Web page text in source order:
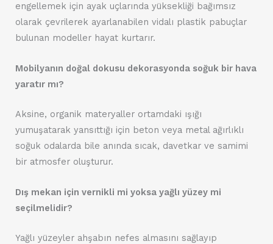
engellemek için ayak uçlarında yüksekliği bağımsız
olarak çevrilerek ayarlanabilen vidalı plastik pabuçlar
bulunan modeller hayat kurtarır.
Mobilyanın doğal dokusu dekorasyonda soğuk bir hava
yaratır mı?
Aksine, organik materyaller ortamdaki ışığı
yumuşatarak yansıttığı için beton veya metal ağırlıklı
soğuk odalarda bile anında sıcak, davetkar ve samimi
bir atmosfer oluşturur.
Dış mekan için vernikli mi yoksa yağlı yüzey mi
seçilmelidir?
Yağlı yüzeyler ahşabın nefes almasını sağlayıp